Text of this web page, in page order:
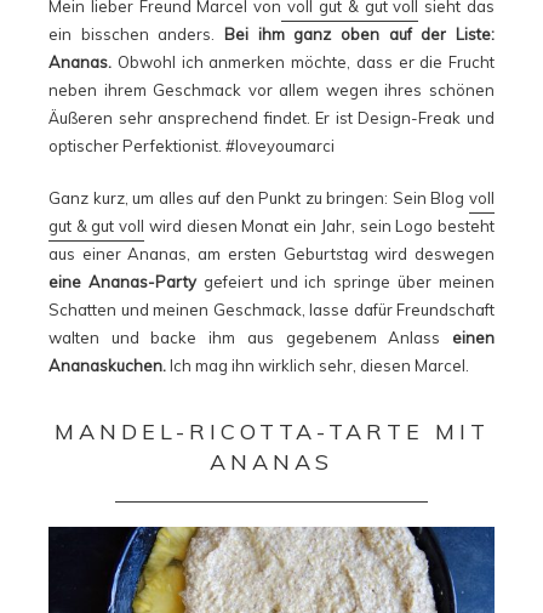
Mein lieber Freund Marcel von voll gut & gut voll sieht das
ein bisschen anders. Bei ihm ganz oben auf der Liste:
Ananas. Obwohl ich anmerken möchte, dass er die Frucht
neben ihrem Geschmack vor allem wegen ihres schönen
Äußeren sehr ansprechend findet. Er ist Design-Freak und
optischer Perfektionist. #loveyoumarci
Ganz kurz, um alles auf den Punkt zu bringen: Sein Blog voll
gut & gut voll wird diesen Monat ein Jahr, sein Logo besteht
aus einer Ananas, am ersten Geburtstag wird deswegen
eine Ananas-Partygefeiert und ich springe über meinen
Schatten und meinen Geschmack, lasse dafür Freundschaft
walten und backe ihm aus gegebenem Anlass einen
Ananaskuchen.Ich mag ihn wirklich sehr, diesen Marcel.
MANDEL-RICOTTA-TARTE MIT
ANANAS